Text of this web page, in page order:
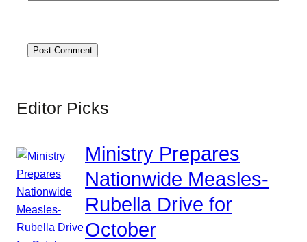
Editor Picks
Ministry Prepares
Nationwide Measles-
Rubella Drive for
October